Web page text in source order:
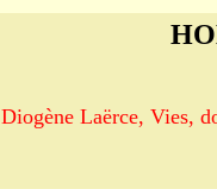
Diogène Laërce, Vies,